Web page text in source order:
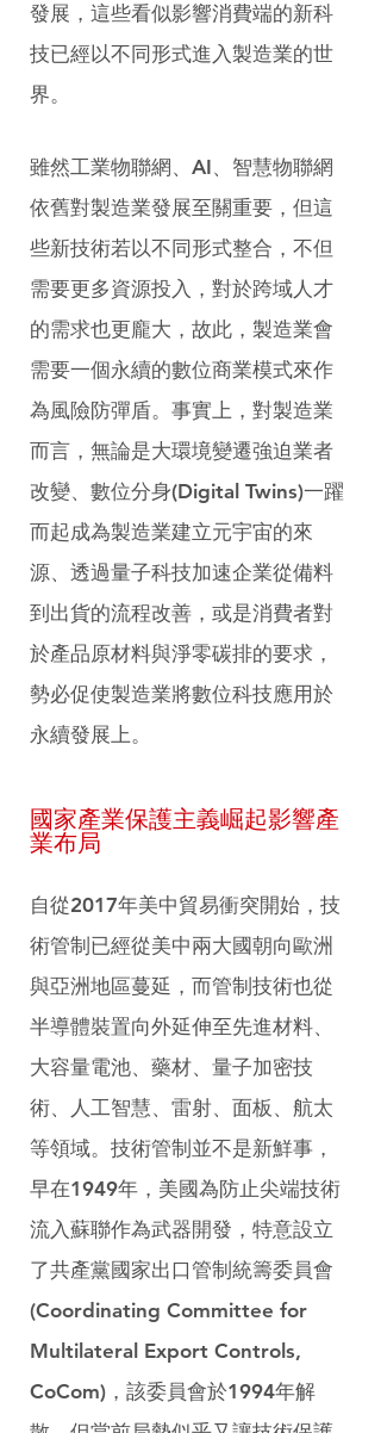
發展，這些看似影響消費端的新科
技已經以不同形式進入製造業的世
界。
雖然工業物聯網、AI、智慧物聯網
依舊對製造業發展至關重要，但這
些新技術若以不同形式整合，不但
需要更多資源投入，對於跨域人才
的需求也更龐大，故此，製造業會
需要一個永續的數位商業模式來作
為風險防彈盾。事實上，對製造業
而言，無論是大環境變遷強迫業者
改變、數位分身(Digital Twins)一躍
而起成為製造業建立元宇宙的來
源、透過量子科技加速企業從備料
到出貨的流程改善，或是消費者對
於產品原材料與淨零碳排的要求，
勢必促使製造業將數位科技應用於
永續發展上。
國家產業保護主義崛起影響產
業布局
自從2017年美中貿易衝突開始，技
術管制已經從美中兩大國朝向歐洲
與亞洲地區蔓延，而管制技術也從
半導體裝置向外延伸至先進材料、
大容量電池、藥材、量子加密技
術、人工智慧、雷射、面板、航太
等領域。技術管制並不是新鮮事，
早在1949年，美國為防止尖端技術
流入蘇聯作為武器開發，特意設立
了共產黨國家出口管制統籌委員會
(Coordinating Committee for
Multilateral Export Controls,
CoCom)，該委員會於1994年解